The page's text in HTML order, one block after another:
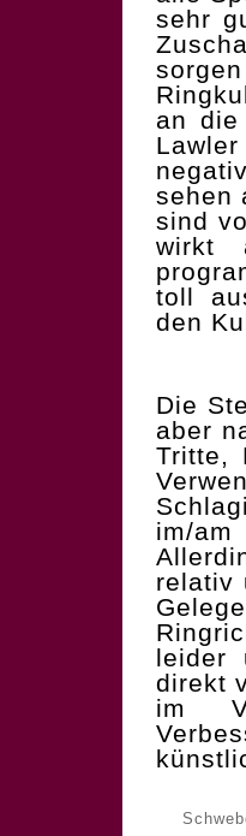
sehr
an die
sehen
sind
wirkt
toll
den
Die
aber
Tritte,
im/am
relativ
leider
direkt
im